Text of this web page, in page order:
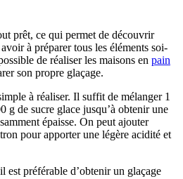
prêt, ce qui permet de découvrir
à préparer tous les éléments soi-
de réaliser les maisons en pain
son propre glaçage.
à réaliser. Il suffit de mélanger 1
g de sucre glace jusqu’à obtenir une
épaisse. On peut ajouter
pour apporter une légère acidité et
est préférable d’obtenir un glaçage